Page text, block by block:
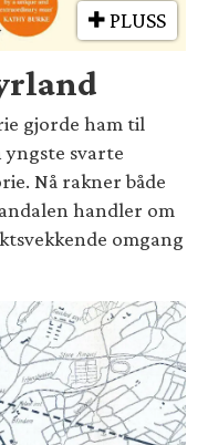
PLUSS
gjorde ham til
yngste svarte
Nå rakner både
handler om
omgang